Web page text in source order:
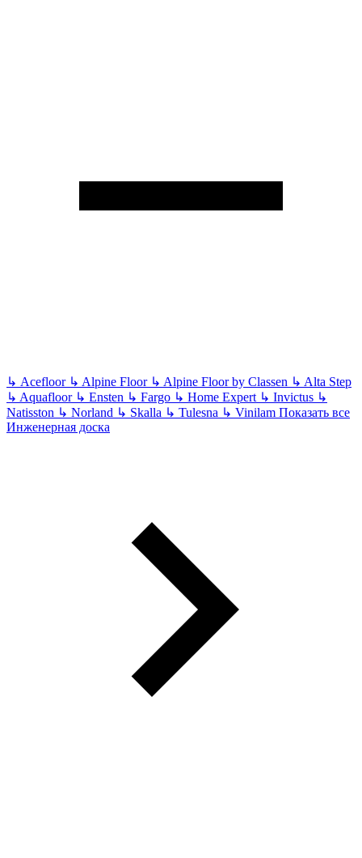
↳ Acefloor ↳ Alpine Floor ↳ Alpine Floor by Classen ↳ Alta Step
↳ Aquafloor ↳ Ensten ↳ Fargo ↳ Home Expert ↳ Invictus ↳
Natisston ↳ Norland ↳ Skalla ↳ Tulesna ↳ Vinilam Показать все
Инженерная доска